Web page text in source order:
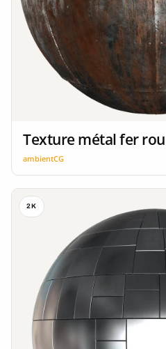
Texture métal fer
ambientCG
2K